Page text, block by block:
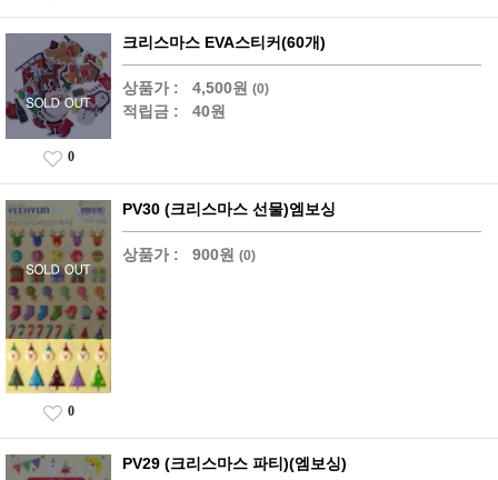
크리스마스 EVA스티커(60개)
상품가 : 4,500원 (0)
적립금 : 40원
0
PV30 (크리스마스 선물)엠보싱
상품가 : 900원 (0)
0
PV29 (크리스마스 파티)(엠보싱)